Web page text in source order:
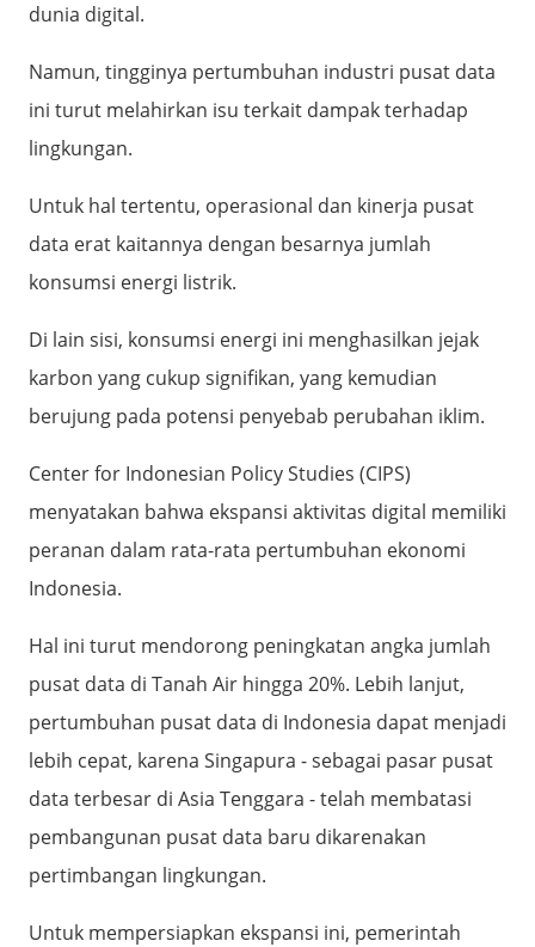
dunia digital.
Namun, tingginya pertumbuhan industri pusat data
ini turut melahirkan isu terkait dampak terhadap
lingkungan.
Untuk hal tertentu, operasional dan kinerja pusat
data erat kaitannya dengan besarnya jumlah
konsumsi energi listrik.
Di lain sisi, konsumsi energi ini menghasilkan jejak
karbon yang cukup signifikan, yang kemudian
berujung pada potensi penyebab perubahan iklim.
Center for Indonesian Policy Studies (CIPS)
menyatakan bahwa ekspansi aktivitas digital memiliki
peranan dalam rata-rata pertumbuhan ekonomi
Indonesia.
Hal ini turut mendorong peningkatan angka jumlah
pusat data di Tanah Air hingga 20%. Lebih lanjut,
pertumbuhan pusat data di Indonesia dapat menjadi
lebih cepat, karena Singapura - sebagai pasar pusat
data terbesar di Asia Tenggara - telah membatasi
pembangunan pusat data baru dikarenakan
pertimbangan lingkungan.
Untuk mempersiapkan ekspansi ini, pemerintah